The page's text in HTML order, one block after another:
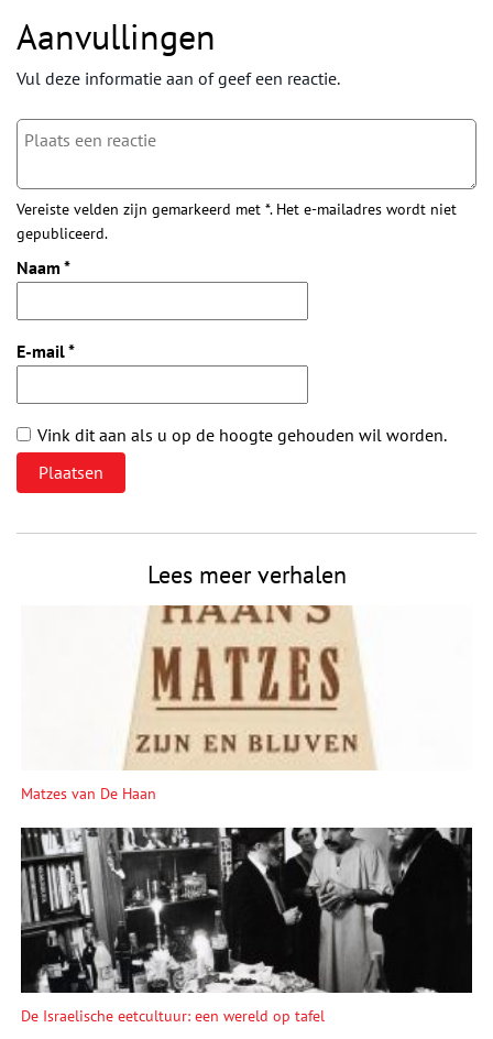
Aanvullingen
Vul deze informatie aan of geef een reactie.
Vereiste velden zijn gemarkeerd met *. Het e-mailadres wordt niet
gepubliceerd.
Naam *
E-mail*
Vink dit aan als u op de hoogte gehouden wil worden.
Lees meer verhalen
Matzes van De Haan
De Israelische eetcultuur: een wereld op tafel